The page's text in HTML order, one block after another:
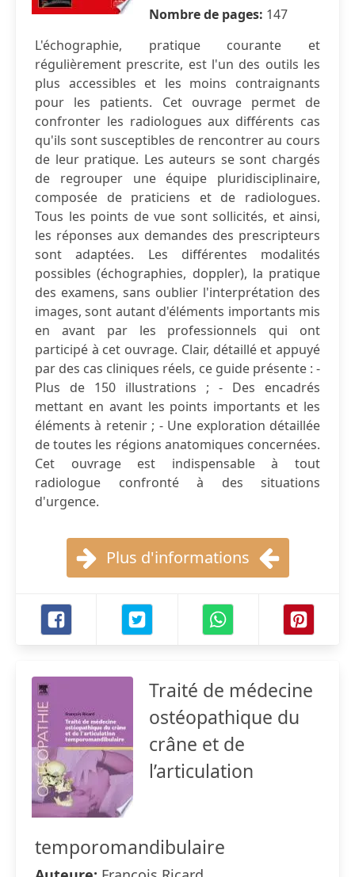
Nombre de pages: 147
L'échographie, pratique courante et
régulièrement prescrite, est l'un des outils les
plus accessibles et les moins contraignants
pour les patients. Cet ouvrage permet de
confronter les radiologues aux différents cas
qu'ils sont susceptibles de rencontrer au cours
de leur pratique. Les auteurs se sont chargés
de regrouper une équipe pluridisciplinaire,
composée de praticiens et de radiologues.
Tous les points de vue sont sollicités, et ainsi,
les réponses aux demandes des prescripteurs
sont adaptées. Les différentes modalités
possibles (échographies, doppler), la pratique
des examens, sans oublier l'interprétation des
images, sont autant d'éléments importants mis
en avant par les professionnels qui ont
participé à cet ouvrage. Clair, détaillé et appuyé
par des cas cliniques réels, ce guide présente : -
Plus de 150 illustrations ; - Des encadrés
mettant en avant les points importants et les
éléments à retenir ; - Une exploration détaillée
de toutes les régions anatomiques concernées.
Cet ouvrage est indispensable à tout
radiologue confronté à des situations
d'urgence.
Plus d'informations
Traité de médecine
ostéopathique du
crâne et de
l’articulation
temporomandibulaire